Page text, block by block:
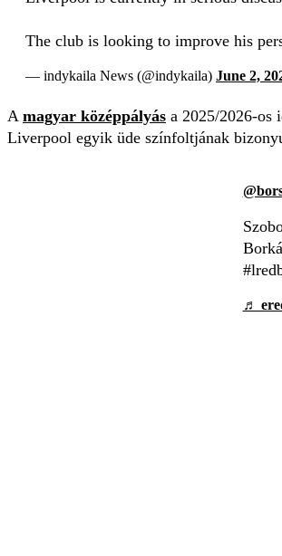
The club is looking to improve his
— indykaila News (@indykaila) June 2,
A magyar középpályás a 2025/2026-os
Liverpool egyik üde színfoltjának
♬